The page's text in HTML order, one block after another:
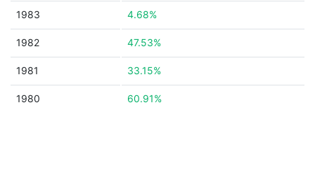
1983 4.68%
1982 47.53%
1981 33.15%
1980 60.91%